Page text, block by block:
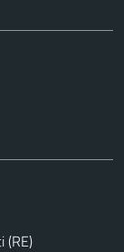
(RE)